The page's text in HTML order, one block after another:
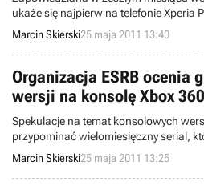
ukaże się najpierw na telefonie Xperia
nieoficjalną nazwą PlayStation Phone.
Gamasutra zdradziło studio Mojang.
Marcin Skierski25 maja 2011 13:40
Organizacja ESRB ocenia
wersji na konsolę Xbox 360
Spekulacje na temat konsolowych
przypominać wielomiesięczny serial,
zakończyć. Zbliżające się targi E3 mają
stosowną zapowiedź, co zdaje się
stronie ESRB - amerykańskiej
Marcin Skierski25 maja 2011 13:25